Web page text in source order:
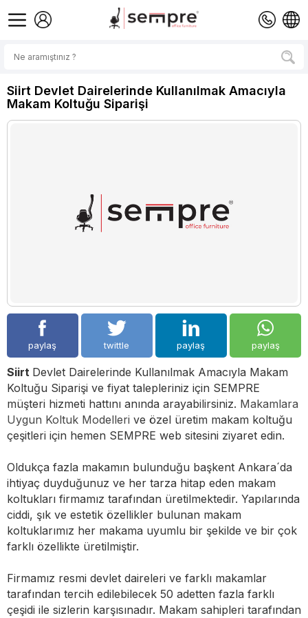
Siirt Devlet Dairelerinde Kullanılmak Amacıyla
Makam Koltuğu Siparişi
paylaş twittle paylaş paylaş
Siirt Devlet Dairelerinde Kullanılmak Amacıyla Makam
Koltuğu Siparişi ve fiyat talepleriniz için SEMPRE
müşteri hizmeti hattını anında arayabilirsiniz. Makamlara
Uygun Koltuk Modelleri ve özel üretim makam koltuğu
çeşitleri için hemen SEMPRE web sitesini ziyaret edin.
Oldukça fazla makamın bulunduğu başkent Ankara´da
ihtiyaç duyduğunuz ve her tarza hitap eden makam
koltukları firmamız tarafından üretilmektedir. Yapılarında
ciddi, şık ve estetik özellikler bulunan makam
koltuklarımız her makama uyumlu bir şekilde ve bir çok
farklı özellikte üretilmiştir.
Firmamız resmi devlet daireleri ve farklı makamlar
tarafından tercih edilebilecek 50 adetten fazla farklı
çeşidi ile sizlerin karşısınadır. Makam sahipleri tarafından